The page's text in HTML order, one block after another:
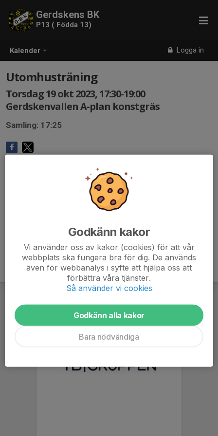
Kalender Logga in
Gerdskens BK
P13 ( Födda 13)
Utomhusträning
Torsdag 19 okt 2023, 17:30-19:00
Gerdskenvallen A-plan konstgräs
Samling: 17:25
Godkänn kakor
Vi använder oss av kakor (cookies) för att vår
webbplats ska fungera bra för dig. De används
även för webbanalys i syfte att hjälpa oss att
förbättra våra tjänster.
Så använder vi cookies
Godkänn alla kakor
Bara nödvändiga